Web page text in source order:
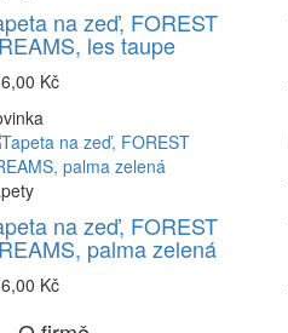
na zeď, FOREST
les taupe
Kč
na zeď, FOREST
palma zelená
Kč